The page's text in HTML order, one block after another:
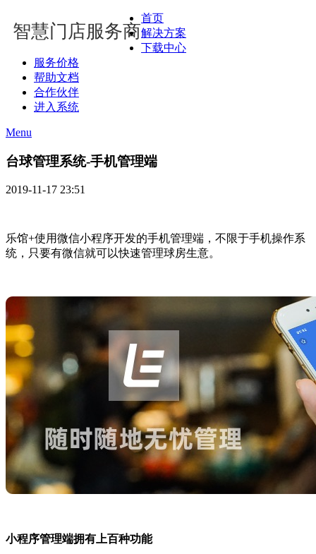
智慧门店服务商
首页
解决方案
下载中心
服务价格
帮助文档
合作伙伴
进入系统
Menu
台球管理系统-手机管理端
2019-11-17 23:51
乐馆+使用微信小程序开发的手机管理端，不限于手机操作系
统，只要有微信就可以快速管理球房生意。
小程序管理端拥有上百种功能